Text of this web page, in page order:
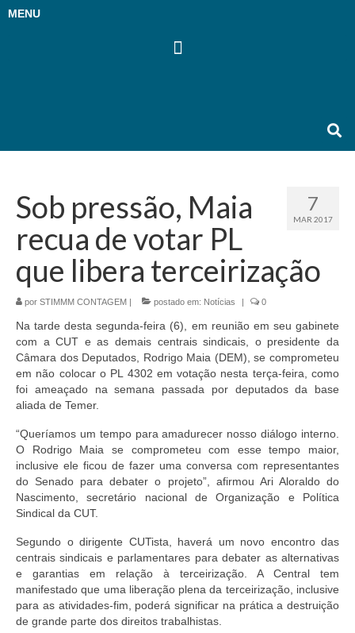
MENU
7
MAR 2017
Sob pressão, Maia
recua de votar PL
que libera terceirização
por STIMMM CONTAGEM | postado em: Notícias | 0
Na tarde desta segunda-feira (6), em reunião em seu gabinete
com a CUT e as demais centrais sindicais, o presidente da
Câmara dos Deputados, Rodrigo Maia (DEM), se comprometeu
em não colocar o PL 4302 em votação nesta terça-feira, como
foi ameaçado na semana passada por deputados da base
aliada de Temer.
“Queríamos um tempo para amadurecer nosso diálogo interno.
O Rodrigo Maia se comprometeu com esse tempo maior,
inclusive ele ficou de fazer uma conversa com representantes
do Senado para debater o projeto”, afirmou Ari Aloraldo do
Nascimento, secretário nacional de Organização e Política
Sindical da CUT.
Segundo o dirigente CUTista, haverá um novo encontro das
centrais sindicais e parlamentares para debater as alternativas
e garantias em relação à terceirização. A Central tem
manifestado que uma liberação plena da terceirização, inclusive
para as atividades-fim, poderá significar na prática a destruição
de grande parte dos direitos trabalhistas.